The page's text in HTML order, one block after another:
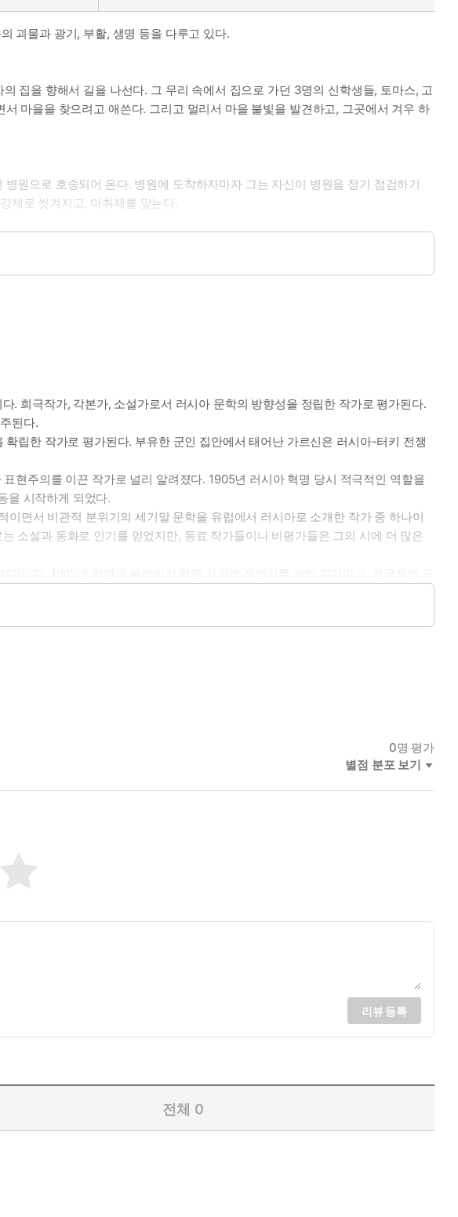
괴물과 광기, 부활, 생명 등을 다루고 있다.
집을 향해서 길을 나선다. 그 무리 속에서 집으로 가던 3명의 신학생들, 토마스, 고
마을을 찾으려고 애쓴다. 그리고 멀리서 마을 불빛을 발견하고, 그곳에서 겨우 하
원으로 호송되어 온다. 병원에 도착하자마자 그는 자신이 병원을 정기 점검하기
제로 씻겨지고, 마취제를 맞는다.
한 이야기. 라자로는 성경에 등장하는 인물로, 예수를 따르던 마리아와 마르타의
에서 3일을 보낸 후, 무덤에서 살아난 라자로의 두 번째 삶에 대한 이야기이다.
군과 무의미한 살육 행위, 아군과 적군을 구분하지 못할 정도의 잔혹한 전투 등을
치료하는 간호사들과 의사들 역시 충격에서 벗어나지 못하고 있다.
이 일 주일만에 밝혀진다. 침실 문은 안에서 잠겨져 있고, 침대 옆 탁자에는 안전
들이 용의자로 떠오르고, 그들의 과거가 밝혀진다.
교, 톰스키에게는 언제나 이기는 카드 조합의 비밀을 아는 할머니가 있다. 신비
. 그 이야기를 듣게 된, 헤르만이라는 젊은 장교가 카드의 비밀을 알아 내기 위해
.
희극작가, 각본가, 소설가로서 러시아 문학의 방향성을 정립한 작가로 평가된다.
된다.
립한 작가로 평가된다. 부유한 군인 집안에서 태어난 가르신은 러시아-터키 전쟁
현주의를 이끈 작가로 널리 알려졌다. 1905년 러시아 혁명 당시 적극적인 역할을
을 시작하게 되었다.
면서 비관적 분위기의 세기말 문학을 유럽에서 러시아로 소개한 작가 중 하나이
소설과 동화로 인기를 얻었지만, 동료 작가들이나 비평가들은 그의 시에 더 많은
소설이라는 쟝르를 확립했으며, 희곡 분야에서도 고전이 된 작품을 많이 집필했
현지 생활 경험을 가지고 있다.
번역을 진행하고 있다.
0명 평가
별점 분포 보기
리뷰 등록
전체 0